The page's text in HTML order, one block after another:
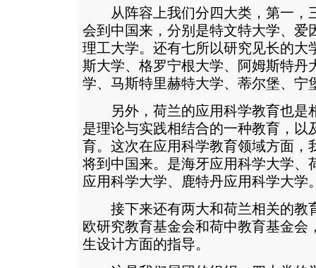
从阵容上我们分四大类，第一，
会到中国来，分别是特文特大学、爱
理工大学。还有七所以研究见长的大
斯大学、格罗宁根大学、阿姆斯特丹
学、马斯特里赫特大学、蒂尔堡、宁
另外，荷兰的应用科学教育也是
是理论与实践相结合的一种教育，以
育。这次在应用科学教育领域方面，
将到中国来。是海牙应用科学大学、
应用科学大学、鹿特丹应用科学大学
接下来还有两大和荷兰相关的教
欧研究教育基金会和荷中教育基金会
生设计方面的指导。